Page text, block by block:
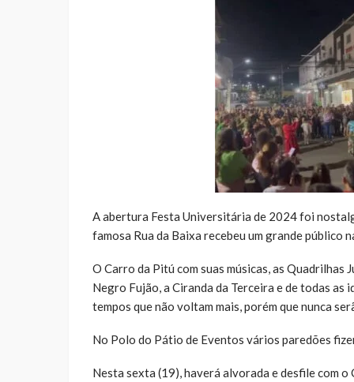
A abertura Festa Universitária de 2024 foi
famosa Rua da Baixa recebeu um grande público
O Carro da Pitú com suas músicas, as Quadrilhas
Negro Fujão, a Ciranda da Terceira e de todas
tempos que não voltam mais, porém que nunca
No Polo do Pátio de Eventos vários paredões
Nesta sexta (19), haverá alvorada e desfile com